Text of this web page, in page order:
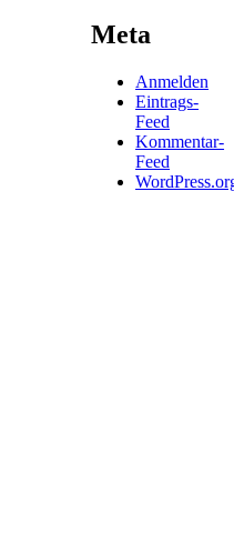
Meta
Anmelden
Eintrags-
Feed
Kommentar-
Feed